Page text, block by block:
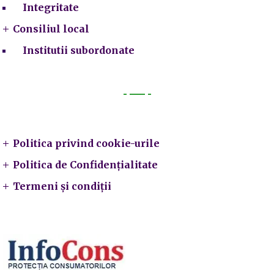
Integritate
Consiliul local
Institutii subordonate
Politica privind cookie-urile
Politica de Confidențialitate
Termeni și condiții